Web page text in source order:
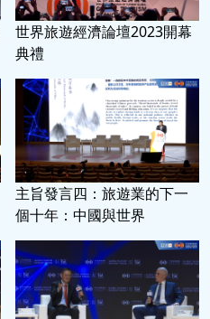
世界旅遊經濟論壇2023開幕
典禮
主旨發言四：旅遊業的下一
個十年：中國與世界